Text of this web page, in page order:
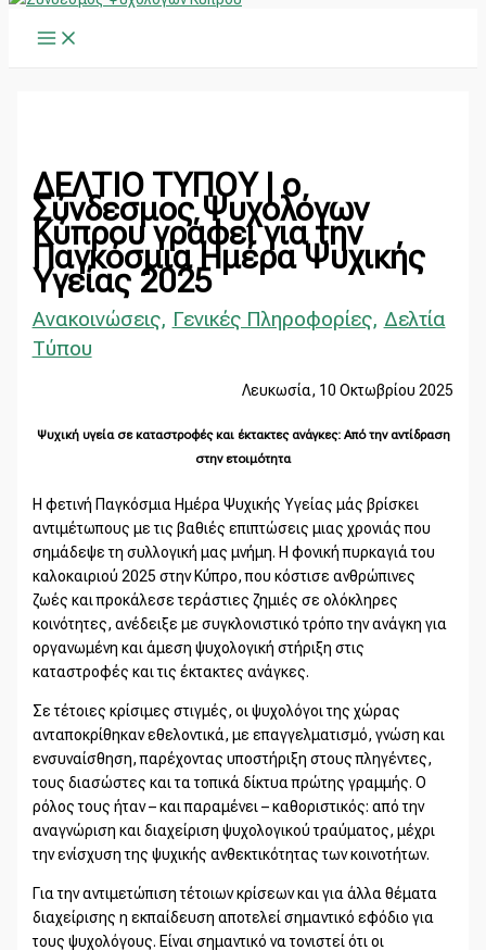
Μετάβαση
Main
ΔΕΛΤΙΟ ΤΥΠΟΥ | ο
Σύνδεσμος Ψυχολόγων
Κύπρου γράφει για την
Παγκόσμια Ημέρα Ψυχικής
Υγείας 2025
Ανακοινώσεις, Γενικές Πληροφορίες, Δελτία
Τύπου
Λευκωσία, 10 Οκτωβρίου 2025
Ψυχική υγεία σε καταστροφές και έκτακτες ανάγκες: Από την αντίδραση
στην ετοιμότητα
Η φετινή Παγκόσμια Ημέρα Ψυχικής Υγείας μάς βρίσκει
αντιμέτωπους με τις βαθιές επιπτώσεις μιας χρονιάς που
σημάδεψε τη συλλογική μας μνήμη. Η φονική πυρκαγιά του
καλοκαιριού 2025 στην Κύπρο, που κόστισε ανθρώπινες
ζωές και προκάλεσε τεράστιες ζημιές σε ολόκληρες
κοινότητες, ανέδειξε με συγκλονιστικό τρόπο την ανάγκη για
οργανωμένη και άμεση ψυχολογική στήριξη στις
καταστροφές και τις έκτακτες ανάγκες.
Σε τέτοιες κρίσιμες στιγμές, οι ψυχολόγοι της χώρας
ανταποκρίθηκαν εθελοντικά, με επαγγελματισμό, γνώση και
ενσυναίσθηση, παρέχοντας υποστήριξη στους πληγέντες,
τους διασώστες και τα τοπικά δίκτυα πρώτης γραμμής. Ο
ρόλος τους ήταν – και παραμένει – καθοριστικός: από την
αναγνώριση και διαχείριση ψυχολογικού τραύματος, μέχρι
την ενίσχυση της ψυχικής ανθεκτικότητας των κοινοτήτων.
Για την αντιμετώπιση τέτοιων κρίσεων και για άλλα θέματα
διαχείρισης η εκπαίδευση αποτελεί σημαντικό εφόδιο για
τους ψυχολόγους. Είναι σημαντικό να τονιστεί ότι οι
ν
η
σ
ι
α
Main
Menu